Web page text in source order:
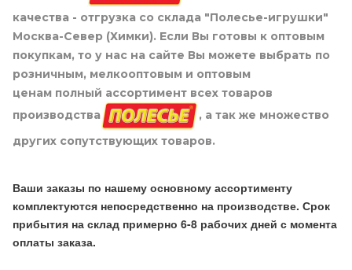
качества - отгрузка со склада "Полесье-игрушки"
Москва-Север (Химки). Если Вы готовы к оптовым
покупкам, то у нас на сайте Вы можете выбрать по
розничным, мелкооптовым и оптовым
ценам полный ассортимент всех товаров
производства
, а так же множество
других сопутствующих товаров.
Ваши заказы по нашему основному ассортименту
комплектуются непосредственно на производстве. Срок
прибытия на склад примерно 6-8 рабочих дней с момента
оплаты заказа.